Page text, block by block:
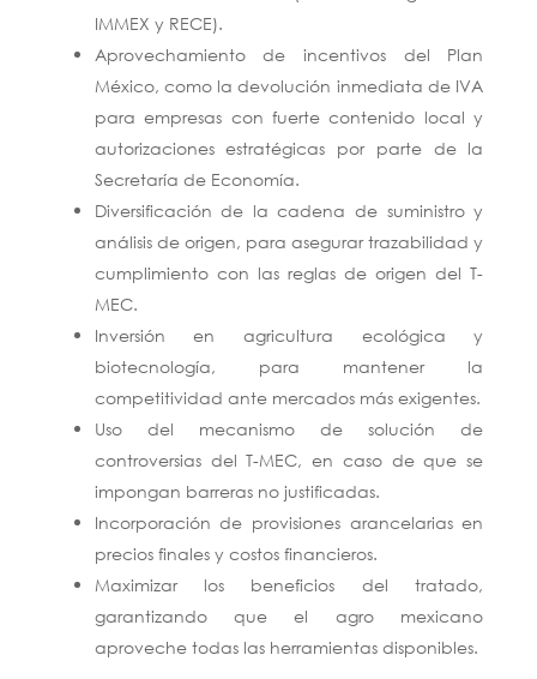
IMMEX y RECE).
Aprovechamiento de incentivos del Plan
México, como la devolución inmediata de IVA
para empresas con fuerte contenido local y
autorizaciones estratégicas por parte de la
Secretaría de Economía.
Diversificación de la cadena de suministro y
análisis de origen, para asegurar trazabilidad y
cumplimiento con las reglas de origen del T-
MEC.
Inversión en agricultura ecológica y
biotecnología, para mantener la
competitividad ante mercados más exigentes.
Uso del mecanismo de solución de
controversias del T-MEC, en caso de que se
impongan barreras no justificadas.
Incorporación de provisiones arancelarias en
precios finales y costos financieros.
Maximizar los beneficios del tratado,
garantizando que el agro mexicano
aproveche todas las herramientas disponibles.